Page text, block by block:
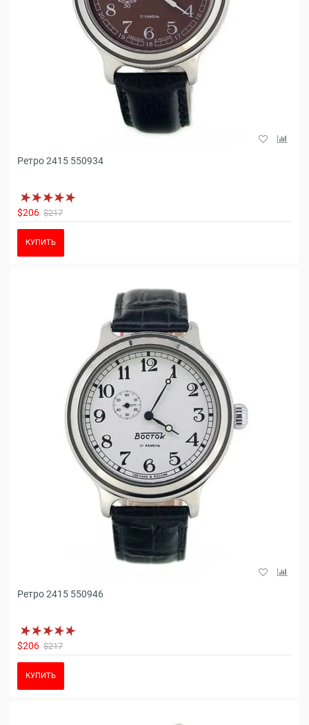
Ретро 2415 550934
$206 $217
КУПИТЬ
Ретро 2415 550946
$206 $217
КУПИТЬ